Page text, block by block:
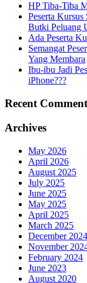
HP Tiba-Tiba
Peserta
Butki Peluang
Ada Peserta
Semangat
Yang Membara
Ibu-ibu Jadi
iPhone???
Recent
Archives
May 2026
April 2026
August 2025
July 2025
June 2025
May 2025
April 2025
March 2025
December 2024
November
February 2024
June 2023
August 2020